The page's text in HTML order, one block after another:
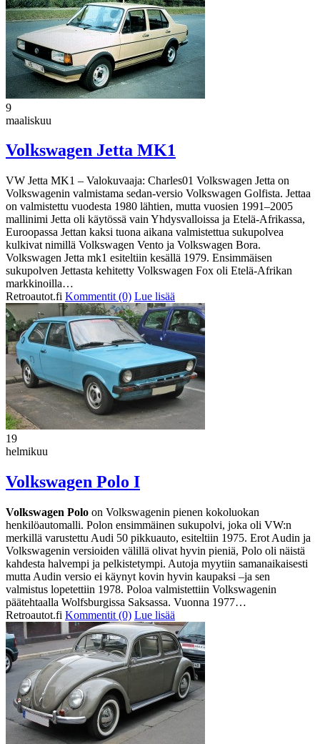
9
maaliskuu
Volkswagen Jetta MK1
VW Jetta MK1 – Valokuvaaja: Charles01 Volkswagen Jetta on
Volkswagenin valmistama sedan-versio Volkswagen Golfista. Jettaa
on valmistettu vuodesta 1980 lähtien, mutta vuosien 1991–2005
mallinimi Jetta oli käytössä vain Yhdysvalloissa ja Etelä-Afrikassa,
Euroopassa Jettan kaksi tuona aikana valmistettua sukupolvea
kulkivat nimillä Volkswagen Vento ja Volkswagen Bora.
Volkswagen Jetta mk1 esiteltiin kesällä 1979. Ensimmäisen
sukupolven Jettasta kehitetty Volkswagen Fox oli Etelä-Afrikan
markkinoilla…
Retroautot.fi Kommentit (0) Lue lisää
19
helmikuu
Volkswagen Polo I
Volkswagen Polo on Volkswagenin pienen kokoluokan
henkilöautomalli. Polon ensimmäinen sukupolvi, joka oli VW:n
merkillä varustettu Audi 50 pikkuauto, esiteltiin 1975. Erot Audin ja
Volkswagenin versioiden välillä olivat hyvin pieniä, Polo oli näistä
kahdesta halvempi ja pelkistetympi. Autoja myytiin samanaikaisesti
mutta Audin versio ei käynyt kovin hyvin kaupaksi –ja sen
valmistus lopetettiin 1978. Poloa valmistettiin Volkswagenin
päätehtaalla Wolfsburgissa Saksassa. Vuonna 1977…
Retroautot.fi Kommentit (0) Lue lisää